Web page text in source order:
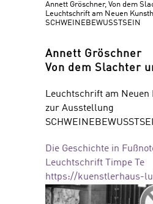
Annett Gröschner, Von dem
Leuchtschrift am Neuen
SCHWEINEBEWUSSTSEIN
Annett Gröschner
Von dem Slachter
Leuchtschrift am Neuen
zur Ausstellung
Die Geschichte in
Leuchtschrift Timpe Te
https://kuenstlerhaus-